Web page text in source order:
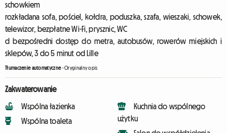
schowkiem
rozkładana sofa, pościel, kołdra, poduszka, szafa, wieszaki, schowek,
telewizor, bezpłatne Wi-Fi, prysznic, WC
d bezpośredni dostęp do metra, autobusów, rowerów miejskich i
sklepów, 3 do 5 minut od Lille
Tłumaczenie automatyczne-Oryginalny opis
Zakwaterowanie
Wspólna łazienka
Wspólna toaleta
Kuchnia do wspólnego
użytku